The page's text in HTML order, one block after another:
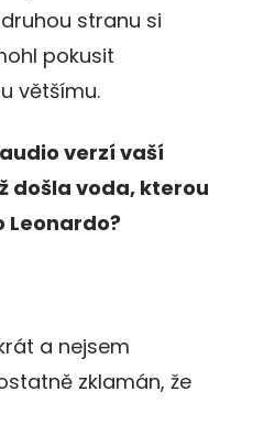
stranu si
pokusit
většímu.
verzí vaší
došla voda, kterou
Leonardo?
a nejsem
zklamán, že